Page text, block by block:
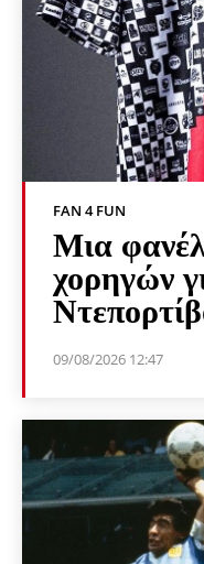
FAN 4 FUN
Μια
χορηγών
09/08/2026 12:47